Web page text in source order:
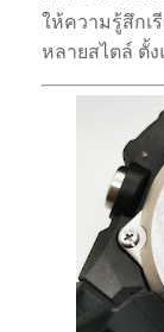
ให้ความรู้สึกเ
หลายสไตล์ ตั้